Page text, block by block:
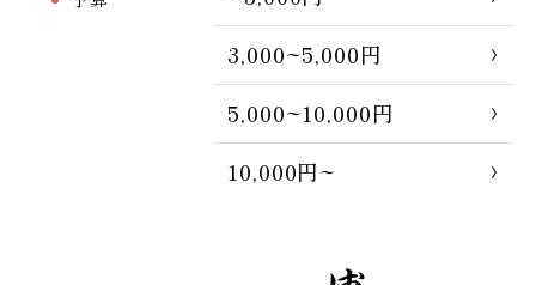
3,000~5,000円
5,000~10,000円
10,000円~